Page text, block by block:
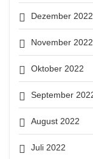
Dezember 2022
November 2022
Oktober 2022
September
August 2022
Juli 2022